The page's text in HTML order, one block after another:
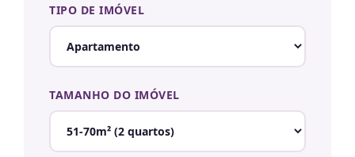
TIPO DE IMÓVEL
TAMANHO DO IMÓVEL